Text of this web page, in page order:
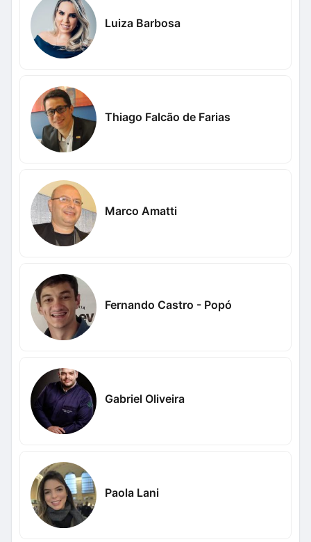
Luiza Barbosa
Thiago Falcão de Farias
Marco Amatti
Fernando Castro - Popó
Gabriel Oliveira
Paola Lani